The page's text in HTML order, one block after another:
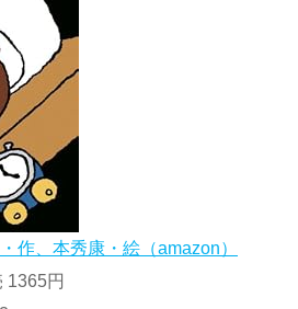
作、本秀康・絵（amazon）
1365円